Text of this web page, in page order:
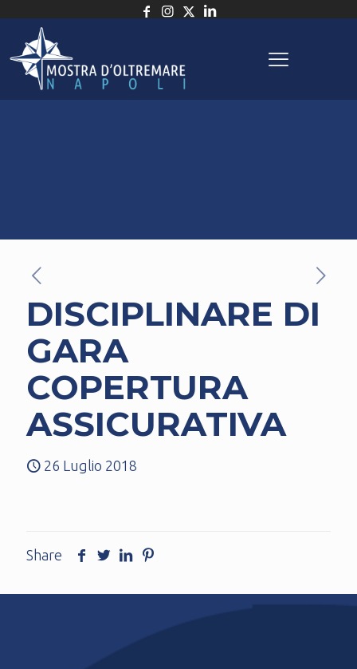
DISCIPLINARE DI
GARA
COPERTURA
ASSICURATIVA
26 Luglio 2018
Share